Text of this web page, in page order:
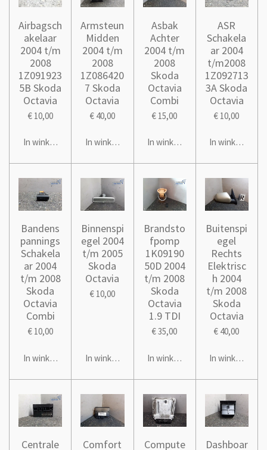
Airbagsch
akelaar
2004 t/m
2008
1Z091923
5B Skoda
Octavia
€ 10,00
In winkelwagen
Armsteun
Midden
2004 t/m
2008
1Z086420
7 Skoda
Octavia
€ 40,00
In winkelwagen
Asbak
Achter
2004 t/m
2008
Skoda
Octavia
Combi
€ 15,00
In winkelwagen
ASR
Schakela
ar 2004
t/m2008
1Z092713
3A Skoda
Octavia
€ 10,00
In winkelwagen
Bandens
pannings
Schakela
ar 2004
t/m 2008
Skoda
Octavia
Combi
€ 10,00
In winkelwagen
Binnenspi
egel 2004
t/m 2005
Skoda
Octavia
€ 10,00
In winkelwagen
Brandsto
fpomp
1K09190
50D 2004
t/m 2008
Skoda
Octavia
1.9 TDI
€ 35,00
In winkelwagen
Buitenspi
egel
Rechts
Elektrisc
h 2004
t/m 2008
Skoda
Octavia
€ 40,00
In winkelwagen
Centrale
Comfort
Compute
Dashboar